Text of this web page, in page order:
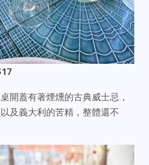
開蓋有著煙燻的古典威士忌，
及義大利的苦精，整體還不